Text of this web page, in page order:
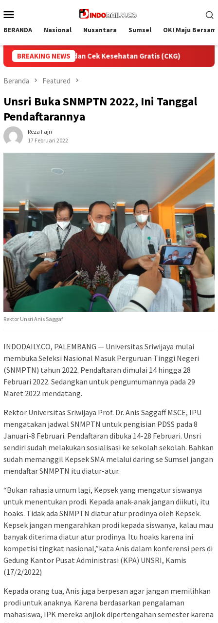
ke
Mobile
BERANDA Nasional Nusantara Sumsel OKI Maju
BREAKING NEWSSemarak HUT RI, Lapas Sekayu Gelar Aksi Bersih
Beranda Featured
Unsri Buka SNMPTN 2022, Ini Tanggal
Pendaftarannya
Reza Fajri
17 Februari 2022
Rektor Unsri Anis Saggaf
INDODAILY.CO, PALEMBANG — Universitas Sriwijaya mulai
membuka Seleksi Nasional Masuk Perguruan Tinggi Negeri
(SNMPTN) tahun 2022. Pendaftaran dimulai 14 hingga 28
Februari 2022. Sedangkan untuk pengumumannya pada 29
Maret 2022 mendatang.
Rektor Universitas Sriwijaya Prof. Dr. Anis Saggaff MSCE, IPU
mengatakan jadwal SNMPTN untuk pengisian PDSS pada 8
Januari-8 Februari. Pendaftaran dibuka 14-28 Februari. Unsri
sendiri sudah melakukan sosialisasi ke sekolah sekolah. Bahkan
sudah memanggil Kepsek SMA melalui daring se Sumsel jangan
mendaftar SNMPTN itu diatur-atur.
“Bukan rahasia umum lagi, Kepsek yang mengatur siswanya
untuk menentukan prodi. Kepada anak-anak jangan diikuti, itu
hoaks. Tidak ada SNMPTN diatur atur prodinya oleh Kepsek.
Kepsek jangan mengarahkan prodi kepada siswanya, kalau mau
banyak diterima diatur atur prodinya. Itu hoaks karena ini
kompetisi tingkat nasional,”kata Anis dalam konferensi pers di
Gedung Kantor Pusat Administrasi (KPA) UNSRI, Kamis
(17/2/2022)
Kepada orang tua, Anis juga berpesan agar jangan memilihkan
prodi untuk anaknya. Karena berdasarkan pengalaman
mahasiswa, IPK mereka anjlok dipertengahan semester karena